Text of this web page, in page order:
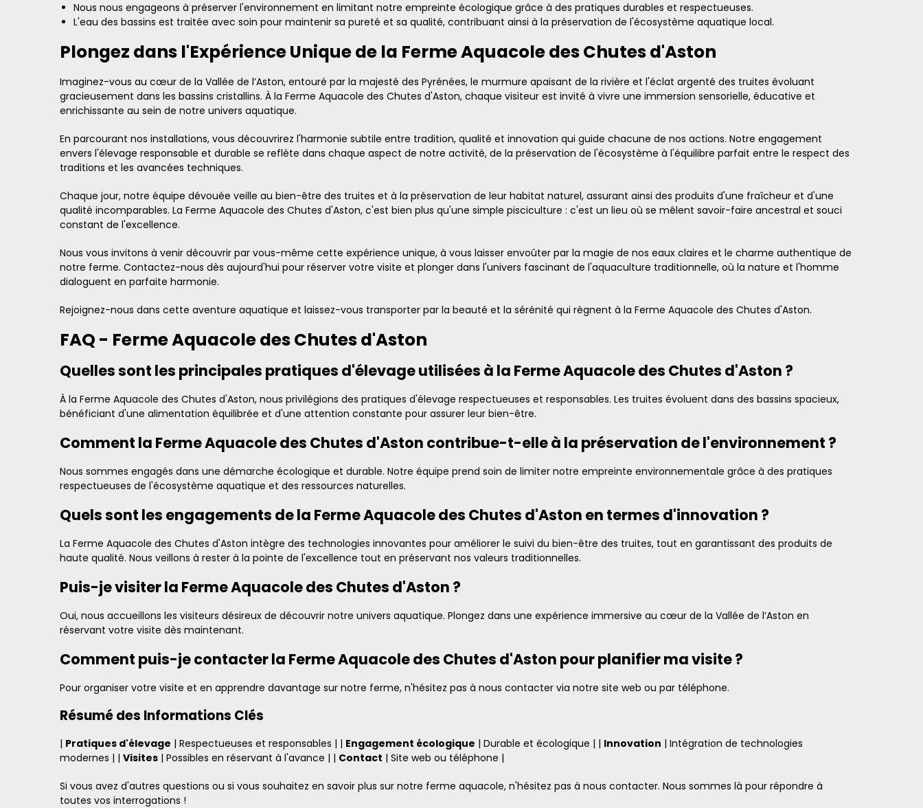
Nous nous engageons à préserver l'environnement en limitant notre empreinte écologique grâce à des pratiques durables et respectueuses.
L'eau des bassins est traitée avec soin pour maintenir sa pureté et sa qualité, contribuant ainsi à la préservation de l'écosystème aquatique local.
Plongez dans l'Expérience Unique de la Ferme Aquacole des Chutes d'Aston
Imaginez-vous au cœur de la Vallée de l’Aston, entouré par la majesté des Pyrénées, le murmure apaisant de la rivière et l'éclat argenté des truites évoluant
gracieusement dans les bassins cristallins. À la Ferme Aquacole des Chutes d'Aston, chaque visiteur est invité à vivre une immersion sensorielle, éducative et
enrichissante au sein de notre univers aquatique.
En parcourant nos installations, vous découvrirez l'harmonie subtile entre tradition, qualité et innovation qui guide chacune de nos actions. Notre engagement
envers l'élevage responsable et durable se reflète dans chaque aspect de notre activité, de la préservation de l'écosystème à l'équilibre parfait entre le respect des
traditions et les avancées techniques.
Chaque jour, notre équipe dévouée veille au bien-être des truites et à la préservation de leur habitat naturel, assurant ainsi des produits d'une fraîcheur et d'une
qualité incomparables. La Ferme Aquacole des Chutes d'Aston, c'est bien plus qu'une simple pisciculture : c'est un lieu où se mêlent savoir-faire ancestral et souci
constant de l'excellence.
Nous vous invitons à venir découvrir par vous-même cette expérience unique, à vous laisser envoûter par la magie de nos eaux claires et le charme authentique de
notre ferme. Contactez-nous dès aujourd'hui pour réserver votre visite et plonger dans l'univers fascinant de l'aquaculture traditionnelle, où la nature et l'homme
dialoguent en parfaite harmonie.
Rejoignez-nous dans cette aventure aquatique et laissez-vous transporter par la beauté et la sérénité qui règnent à la Ferme Aquacole des Chutes d'Aston.
FAQ - Ferme Aquacole des Chutes d'Aston
Quelles sont les principales pratiques d'élevage utilisées à la Ferme Aquacole des Chutes d'Aston ?
À la Ferme Aquacole des Chutes d'Aston, nous privilégions des pratiques d'élevage respectueuses et responsables. Les truites évoluent dans des bassins spacieux,
bénéficiant d'une alimentation équilibrée et d'une attention constante pour assurer leur bien-être.
Comment la Ferme Aquacole des Chutes d'Aston contribue-t-elle à la préservation de l'environnement ?
Nous sommes engagés dans une démarche écologique et durable. Notre équipe prend soin de limiter notre empreinte environnementale grâce à des pratiques
respectueuses de l'écosystème aquatique et des ressources naturelles.
Quels sont les engagements de la Ferme Aquacole des Chutes d'Aston en termes d'innovation ?
La Ferme Aquacole des Chutes d'Aston intègre des technologies innovantes pour améliorer le suivi du bien-être des truites, tout en garantissant des produits de
haute qualité. Nous veillons à rester à la pointe de l'excellence tout en préservant nos valeurs traditionnelles.
Puis-je visiter la Ferme Aquacole des Chutes d'Aston ?
Oui, nous accueillons les visiteurs désireux de découvrir notre univers aquatique. Plongez dans une expérience immersive au cœur de la Vallée de l’Aston en
réservant votre visite dès maintenant.
Comment puis-je contacter la Ferme Aquacole des Chutes d'Aston pour planifier ma visite ?
Pour organiser votre visite et en apprendre davantage sur notre ferme, n'hésitez pas à nous contacter via notre site web ou par téléphone.
Résumé des Informations Clés
| Pratiques d'élevage | Respectueuses et responsables | | Engagement écologique | Durable et écologique | | Innovation | Intégration de technologies
modernes | | Visites | Possibles en réservant à l'avance | | Contact | Site web ou téléphone |
Si vous avez d'autres questions ou si vous souhaitez en savoir plus sur notre ferme aquacole, n'hésitez pas à nous contacter. Nous sommes là pour répondre à
toutes vos interrogations !